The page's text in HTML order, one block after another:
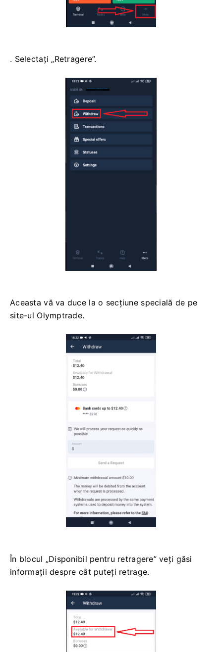
. Selectați „Retragere”.
Aceasta vă va duce la o secțiune specială de pe
site-ul Olymptrade.
În blocul „Disponibil pentru retragere” veți găsi
informații despre cât puteți retrage.